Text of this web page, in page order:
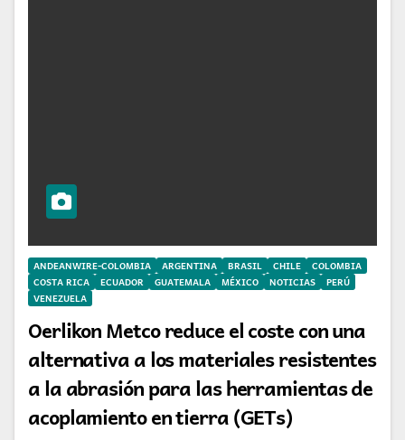
ANDEANWIRE-COLOMBIA ARGENTINA BRASIL CHILE
COLOMBIA
COSTA RICA
ECUADOR GUATEMALA MÉXICO NOTICIAS
PERÚ
VENEZUELA
Oerlikon Metco reduce el coste con una
alternativa a los materiales resistentes
a la abrasión para las herramientas de
acoplamiento en tierra (GETs)